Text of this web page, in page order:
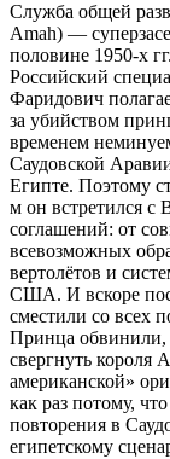
Служба общей
Amah) —
половине 1950-х
Российский
Фаридович
за убийством
временем
Саудовской
Египте. Поэтому
м он встретился
соглашений: от
всевозможных
вертолётов и
США. И вскоре
сместили со всех
Принца обвинили,
свергнуть короля
американской»
как раз потому,
повторения в
египетскому